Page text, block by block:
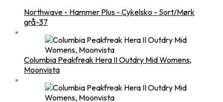
Northwave - Hammer Plus - Cykelsko - Sort/Mørk
grå-37
Columbia Peakfreak Hera II Outdry Mid Womens,
Moonvista